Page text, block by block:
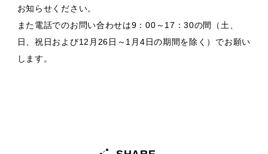
お知らせください。
また電話でのお問い合わせは9：00～17：30の間（土、
日、祝日および12月26日～1月4日の期間を除く）でお願い
します。